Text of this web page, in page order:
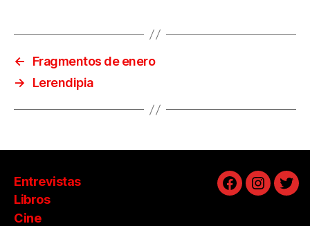
←
Fragmentos de enero
→
Lerendipia
Entrevistas
Libros
Cine
Facebook